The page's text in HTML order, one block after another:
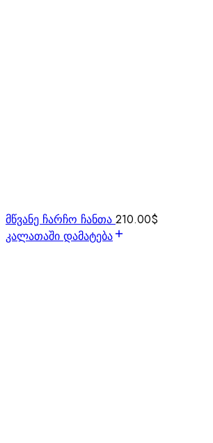
მწვანე ჩარჩო ჩანთა 210.00$
კალათაში დამატება